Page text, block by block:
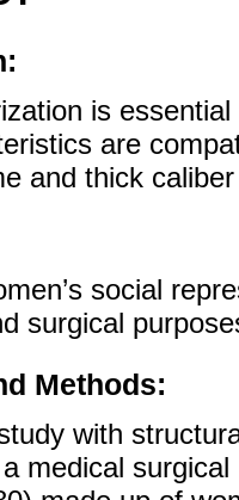
is
are
and thick
social
surgical
Methods:
with
medical